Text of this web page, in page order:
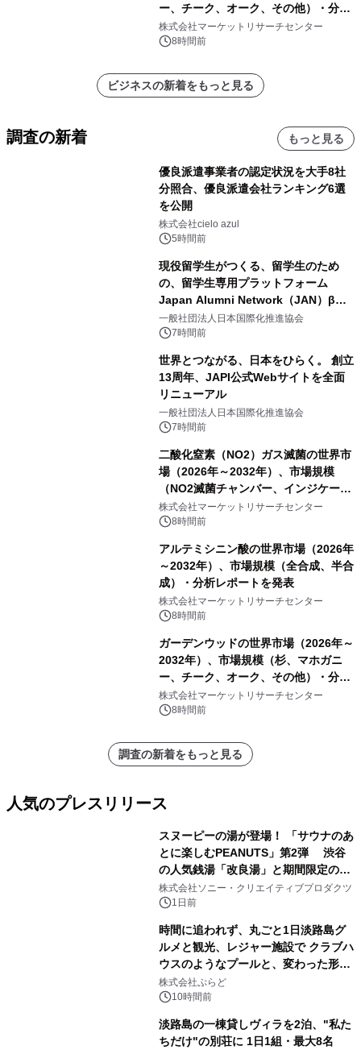
ー、チーク、オーク、その他）・分析
レポートを発表
株式会社マーケットリサーチセンター
8時間前
ビジネスの新着をもっと見る
調査の新着 もっと見る
優良派遣事業者の認定状況を大手8社
分照合、優良派遣会社ランキング6選
を公開
株式会社cielo azul
5時間前
現役留学生がつくる、留学生のため
の、留学生専用プラットフォーム
Japan Alumni Network（JAN）β版
をリリース
一般社団法人日本国際化推進協会
7時間前
世界とつながる、日本をひらく。 創立
13周年、JAPI公式Webサイトを全面
リニューアル
一般社団法人日本国際化推進協会
7時間前
二酸化窒素（NO2）ガス滅菌の世界市
場（2026年～2032年）、市場規模
（NO2滅菌チャンバー、インジケータ
ーおよびモニタリングシステム、その
他）・分析レポートを発表
株式会社マーケットリサーチセンター
8時間前
アルテミシニン酸の世界市場（2026年
～2032年）、市場規模（全合成、半合
成）・分析レポートを発表
株式会社マーケットリサーチセンター
8時間前
ガーデンウッドの世界市場（2026年～
2032年）、市場規模（杉、マホガニ
ー、チーク、オーク、その他）・分析
レポートを発表
株式会社マーケットリサーチセンター
8時間前
調査の新着をもっと見る
人気のプレスリリース
スヌーピーの湯が登場！ 「サウナのあ
とに楽しむPEANUTS」第2弾 渋谷
の人気銭湯「改良湯」と期間限定のコ
ラボレーション サウナイキタイコラ
ボグッズも発売決定！
株式会社ソニー・クリエイティブプロダクツ
1日前
時間に追われず、丸ごと1日淡路島グ
ルメと観光、レジャー施設で クラブハ
ウスのようなプールと、変わった形の
サウナも 「THE BOXY AWAJI」のお
得な素泊まり連泊プランで
株式会社ぷらど
10時間前
淡路島の一棟貸しヴィラを2泊、"私た
ちだけ"の別荘に 1日1組・最大8名